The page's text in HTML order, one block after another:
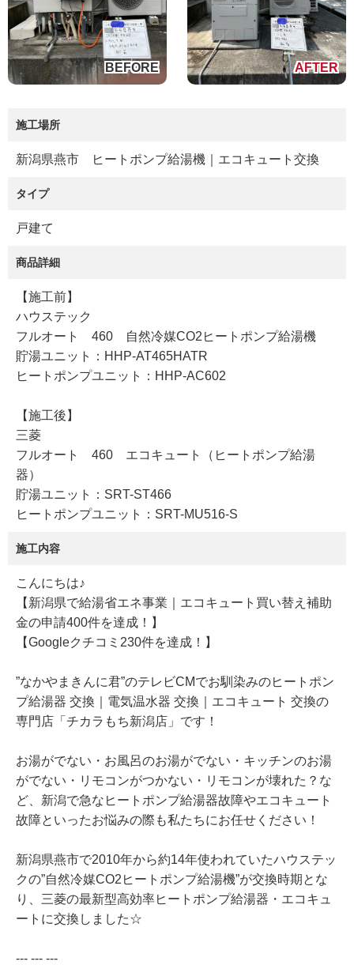
施工場所
新潟県燕市 ヒートポンプ給湯機｜エコキュート交換
タイプ
戸建て
商品詳細
【施工前】
ハウステック
フルオート 460 自然冷媒CO2ヒートポンプ給湯機
貯湯ユニット：HHP-AT465HATR
ヒートポンプユニット：HHP-AC602
【施工後】
三菱
フルオート 460 エコキュート（ヒートポンプ給湯
器）
貯湯ユニット：SRT-ST466
ヒートポンプユニット：SRT-MU516-S
施工内容
こんにちは♪
【新潟県で給湯省エネ事業｜エコキュート買い替え補助
金の申請400件を達成！】
【Googleクチコミ230件を達成！】
”なかやまきんに君”のテレビCMでお馴染みのヒートポン
プ給湯器 交換｜電気温水器 交換｜エコキュート 交換の
専門店「チカラもち新潟店」です！
お湯がでない・お風呂のお湯がでない・キッチンのお湯
がでない・リモコンがつかない・リモコンが壊れた？な
ど、新潟で急なヒートポンプ給湯器故障やエコキュート
故障といったお悩みの際も私たちにお任せください！
新潟県燕市で2010年から約14年使われていたハウステッ
クの”自然冷媒CO2ヒートポンプ給湯機”が交換時期とな
り、三菱の最新型高効率ヒートポンプ給湯器・エコキュ
ートに交換しました☆
--- --- ---